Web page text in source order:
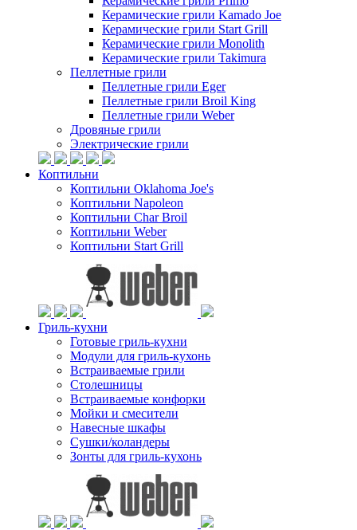
Керамические грили Kamado Joe
Керамические грили Start Grill
Керамические грили Monolith
Керамические грили Takimura
Пеллетные грили
Пеллетные грили Eger
Пеллетные грили Broil King
Пеллетные грили Weber
Дровяные грили
Электрические грили
Коптильни
Коптильни Oklahoma Joe's
Коптильни Napoleon
Коптильни Char Broil
Коптильни Weber
Коптильни Start Grill
Гриль-кухни
Готовые гриль-кухни
Модули для гриль-кухонь
Встраиваемые грили
Столешницы
Встраиваемые конфорки
Мойки и смесители
Навесные шкафы
Сушки/коландеры
Зонты для гриль-кухонь